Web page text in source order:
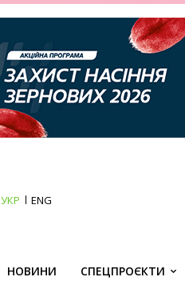
УКР ENG
НОВИНИ СПЕЦПРОЄКТИ